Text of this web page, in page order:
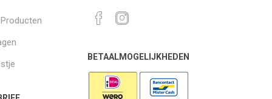
BETAALMOGELIJKHEDEN